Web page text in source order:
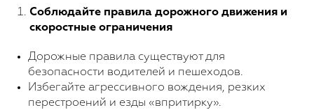
Соблюдайте правила дорожного движения и
скоростные ограничения
Дорожные правила существуют для
безопасности водителей и пешеходов.
Избегайте агрессивного вождения, резких
перестроений и езды «впритирку».